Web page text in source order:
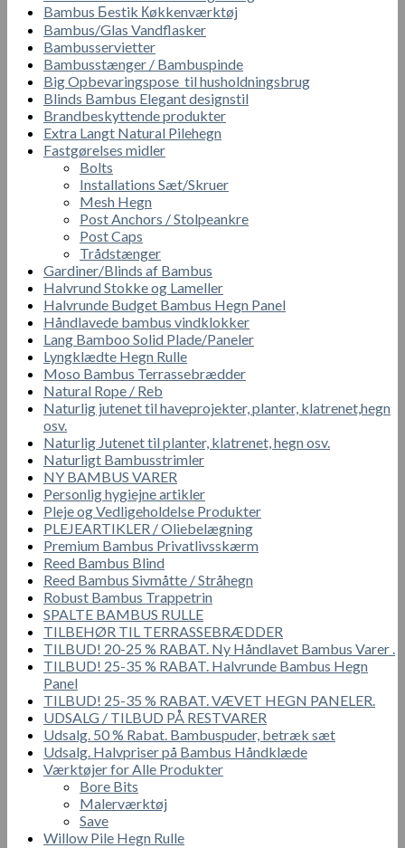
Bambus Бestik Кøkkenværktøj
Bambus/Glas Vandflasker
Bambusservietter
Bambusstænger / Bambuspinde
Big Opbevaringspose til husholdningsbrug
Blinds Bambus Elegant designstil
Brandbeskyttende produkter
Extra Langt Natural Pilehegn
Fastgørelses midler
Bolts
Installations Sæt/Skruer
Mesh Hegn
Post Anchors / Stolpeankre
Post Caps
Trådstænger
Gardiner/Blinds af Bambus
Halvrund Stokke og Lameller
Halvrunde Budget Bambus Hegn Panel
Håndlavede bambus vindklokker
Lang Bamboo Solid Plade/Paneler
Lyngklædte Hegn Rulle
Moso Bambus Terrassebrædder
Natural Rope / Reb
Naturlig jutenet til haveprojekter, planter, klatrenet,hegn
osv.
Naturlig Jutenet til planter, klatrenet, hegn osv.
Naturligt Bambusstrimler
NY BAMBUS VARER
Personlig hygiejne artikler
Pleje og Vedligeholdelse Produkter
PLEJEARTIKLER / Oliebelægning
Premium Bambus Privatlivsskærm
Reed Bambus Blind
Reed Bambus Sivmåtte / Stråhegn
Robust Bambus Trappetrin
SPALTE BAMBUS RULLE
TILBEHØR TIL TERRASSEBRÆDDER
TILBUD! 20-25 % RABAT. Ny Håndlavet Bambus Varer .
TILBUD! 25-35 % RABAT. Halvrunde Bambus Hegn
Panel
TILBUD! 25-35 % RABAT. VÆVET HEGN PANELER.
UDSALG / TILBUD PÅ RESTVARER
Udsalg. 50 % Rabat. Bambuspuder, betræk sæt
Udsalg. Halvpriser på Bambus Håndklæde
Værktøjer for Alle Produkter
Bore Bits
Malerværktøj
Save
Willow Pile Hegn Rulle